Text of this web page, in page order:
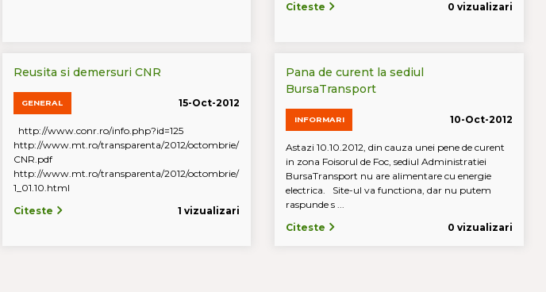
Citeste
0 vizualizari
Reusita si demersuri CNR
GENERAL 15-Oct-2012
http://www.conr.ro/info.php?id=125
http://www.mt.ro/transparenta/2012/octombrie/
CNR.pdf
http://www.mt.ro/transparenta/2012/octombrie/
1_01.10.html
Citeste
1 vizualizari
Pana de curent la sediul
BursaTransport
INFORMARI 10-Oct-2012
Astazi 10.10.2012, din cauza unei pene de curent
in zona Foisorul de Foc, sediul Administratiei
BursaTransport nu are alimentare cu energie
electrica. Site-ul va functiona, dar nu putem
raspunde s ...
Citeste
0 vizualizari